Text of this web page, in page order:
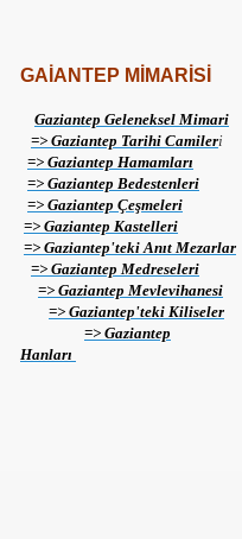
GAİANTEP MİMARİSİ
Gaziantep Geleneksel Mimari
=> Gaziantep Tarihi Camileri
=> Gaziantep Hamamları
=> Gaziantep Bedestenleri
=> Gaziantep Çeşmeleri
=> Gaziantep Kastelleri
=> Gaziantep'teki Anıt Mezarlar
=> Gaziantep Medreseleri
=> Gaziantep Mevlevihanesi
=> Gaziantep'teki Kiliseler
=> Gaziantep
Hanları